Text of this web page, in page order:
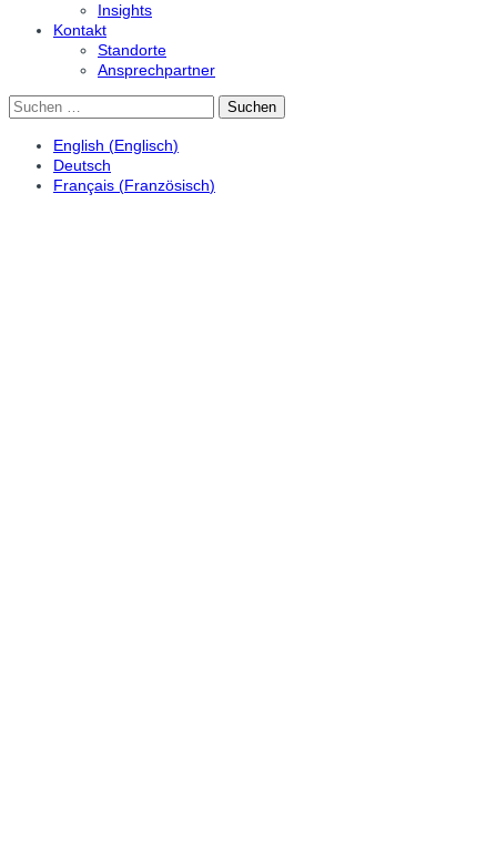
Insights
Kontakt
Standorte
Ansprechpartner
Suchen
nach:
English (Englisch)
Deutsch
Français (Französisch)